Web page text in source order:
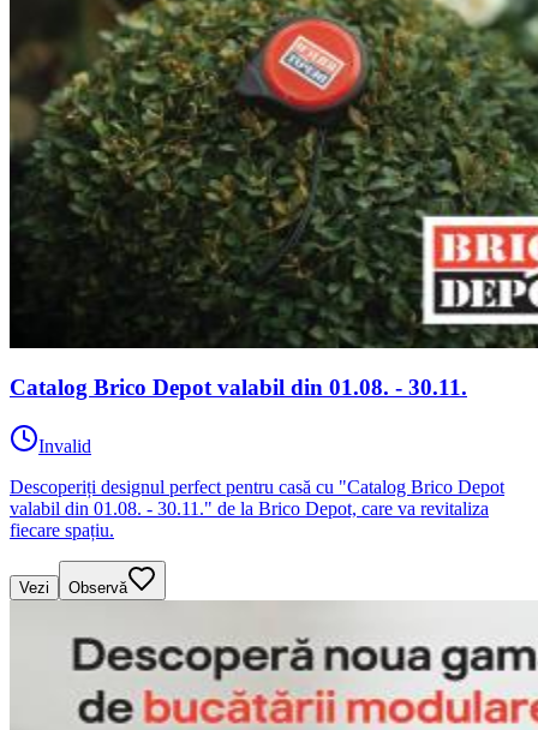
Catalog Brico Depot valabil din 01.08. - 30.11.
Invalid
Descoperiți designul perfect pentru casă cu "Catalog Brico Depot
valabil din 01.08. - 30.11." de la Brico Depot, care va revitaliza
fiecare spațiu.
Vezi Observă